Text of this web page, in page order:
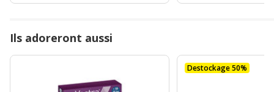
7.97€
6.25€
Ils adoreront aussi
Destockage 50%